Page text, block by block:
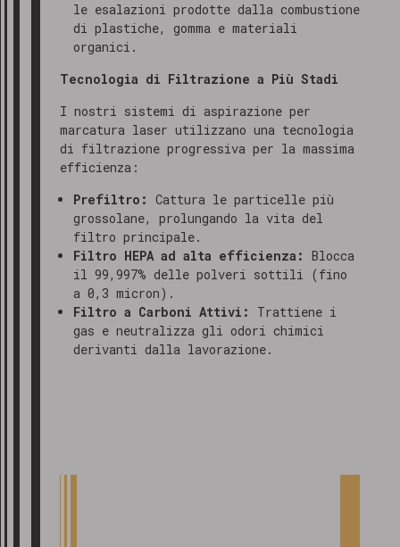
le esalazioni prodotte dalla combustione
di plastiche, gomma e materiali
organici.
Tecnologia di Filtrazione a Più Stadi
I nostri sistemi di aspirazione per
marcatura laser utilizzano una tecnologia
di filtrazione progressiva per la massima
efficienza:
Prefiltro: Cattura le particelle più
grossolane, prolungando la vita del
filtro principale.
Filtro HEPA ad alta efficienza: Blocca
il 99,997% delle polveri sottili (fino
a 0,3 micron).
Filtro a Carboni Attivi:
Trattiene i
gas e neutralizza gli odori chimici
derivanti dalla lavorazione.